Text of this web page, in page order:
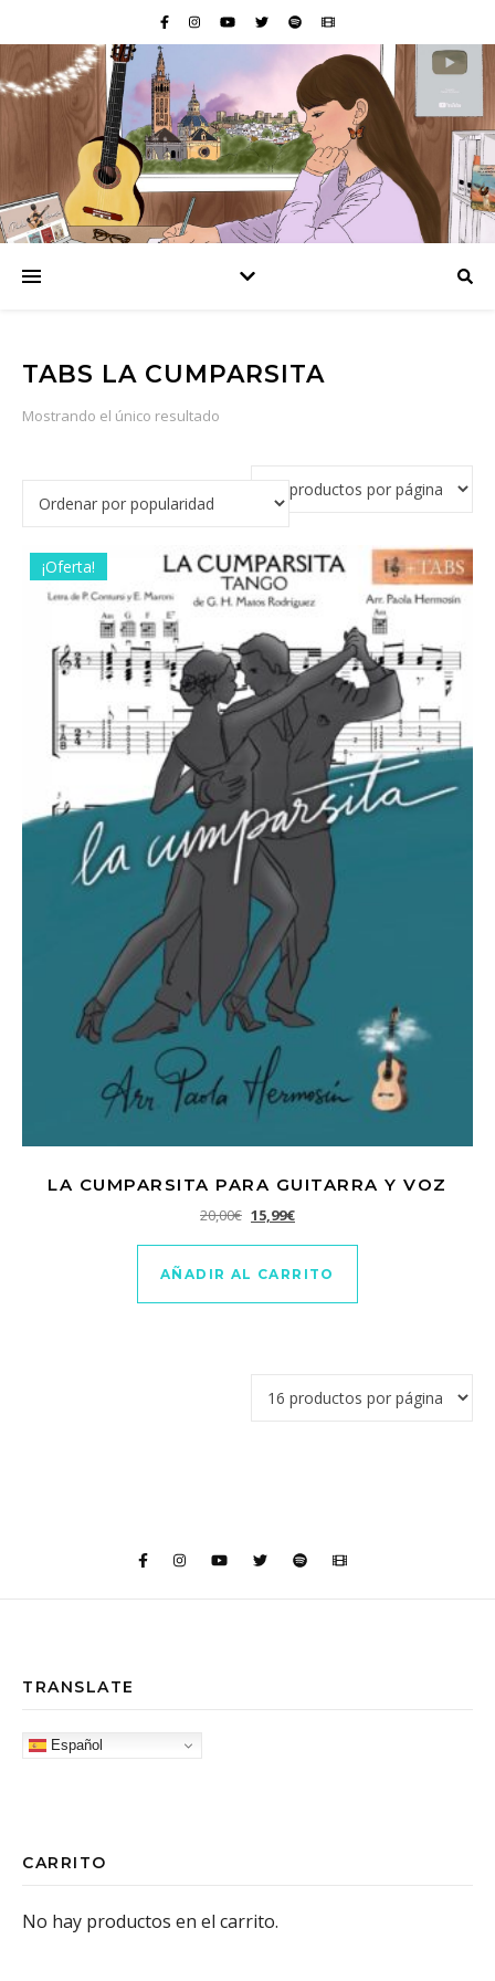
TABS LA CUMPARSITA
Mostrando el único resultado
¡Oferta!
LA CUMPARSITA PARA GUITARRA Y VOZ
20,00€ El precio original era: 20,00€.
15,99€El precio actual es: 15,99€.
AÑADIR AL CARRITO
TRANSLATE
Español
CARRITO
No hay productos en el carrito.